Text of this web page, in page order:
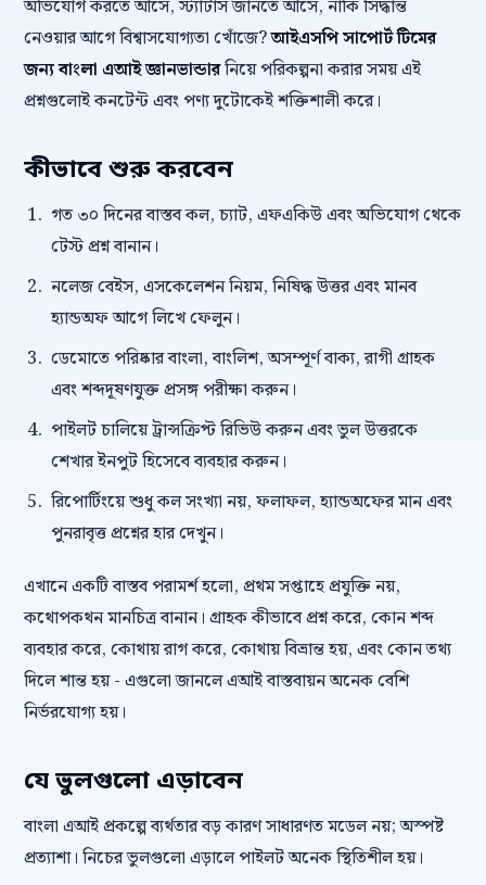
অভিযোগ করতে আসে, স্ট্যাটাস জানতে আসে, নাকি সিদ্ধান্ত
নেওয়ার আগে বিশ্বাসযোগ্যতা খোঁজে?আইএসপি সাপোর্ট টিমের
জন্য বাংলা এআই জ্ঞানভান্ডারনিয়ে পরিকল্পনা করার সময় এই
প্রশ্নগুলোই কনটেন্ট এবং পণ্য দুটোকেই শক্তিশালী করে।
কীভাবে শুরু করবেন
গত ৩০ দিনের বাস্তব কল, চ্যাট, এফএকিউ এবং অভিযোগ থেকে
টেস্ট প্রশ্ন বানান।
নলেজ বেইস, এসকেলেশন নিয়ম, নিষিদ্ধ উত্তর এবং মানব
হ্যান্ডঅফ আগে লিখে ফেলুন।
ডেমোতে পরিষ্কার বাংলা, বাংলিশ, অসম্পূর্ণ বাক্য, রাগী গ্রাহক
এবং শব্দদূষণযুক্ত প্রসঙ্গ পরীক্ষা করুন।
পাইলট চালিয়ে ট্রান্সক্রিপ্ট রিভিউ করুন এবং ভুল উত্তরকে
শেখার ইনপুট হিসেবে ব্যবহার করুন।
রিপোর্টিংয়ে শুধু কল সংখ্যা নয়, ফলাফল, হ্যান্ডঅফের মান এবং
পুনরাবৃত্ত প্রশ্নের হার দেখুন।
এখানে একটি বাস্তব পরামর্শ হলো, প্রথম সপ্তাহে প্রযুক্তি নয়,
কথোপকথন মানচিত্র বানান। গ্রাহক কীভাবে প্রশ্ন করে, কোন শব্দ
ব্যবহার করে, কোথায় রাগ করে, কোথায় বিভ্রান্ত হয়, এবং কোন তথ্য
দিলে শান্ত হয় - এগুলো জানলে এআই বাস্তবায়ন অনেক বেশি
নির্ভরযোগ্য হয়।
যে ভুলগুলো এড়াবেন
বাংলা এআই প্রকল্পে ব্যর্থতার বড় কারণ সাধারণত মডেল নয়; অস্পষ্ট
প্রত্যাশা। নিচের ভুলগুলো এড়ালে পাইলট অনেক স্থিতিশীল হয়।